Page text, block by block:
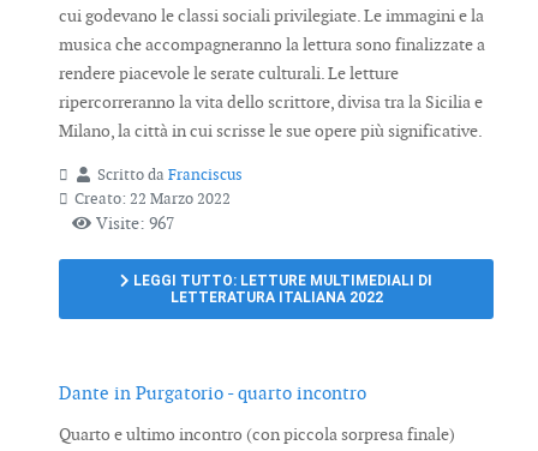
cui godevano le classi sociali privilegiate. Le immagini e la
musica che accompagneranno la lettura sono finalizzate a
rendere piacevole le serate culturali. Le letture
ripercorreranno la vita dello scrittore, divisa tra la Sicilia e
Milano, la città in cui scrisse le sue opere più significative.
Scritto da Franciscus
Creato: 22 Marzo 2022
Visite: 967
LEGGI TUTTO: LETTURE MULTIMEDIALI DI
LETTERATURA ITALIANA 2022
Dante in Purgatorio - quarto incontro
Quarto e ultimo incontro (con piccola sorpresa finale)